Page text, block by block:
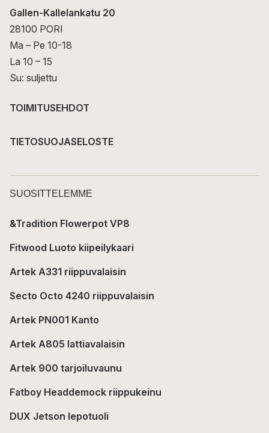
Gallen-Kallelankatu 20
28100 PORI
Ma – Pe 10-18
La 10 – 15
Su: suljettu
TOIMITUSEHDOT
TIETOSUOJASELOSTE
SUOSITTELEMME
&Tradition Flowerpot VP8
Fitwood Luoto kiipeilykaari
Artek A331 riippuvalaisin
Secto Octo 4240 riippuvalaisin
Artek PN001 Kanto
Artek A805 lattiavalaisin
Artek 900 tarjoiluvaunu
Fatboy Headdemock riippukeinu
DUX Jetson lepotuoli